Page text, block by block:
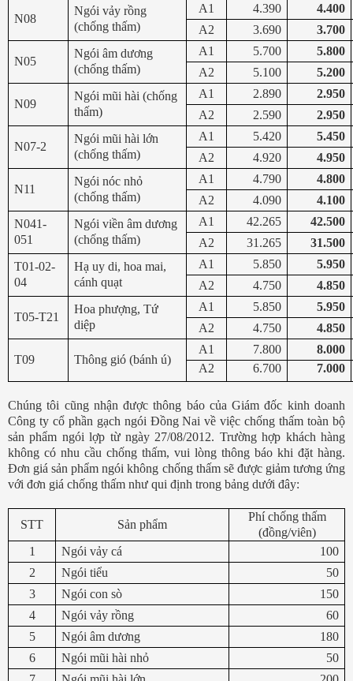
N08
Ngói vảy rồng
(chống thấm)
A1 4.390
4.400
A2
3.690 3.700
N05
Ngói âm dương
(chống thấm)
A1 5.700
5.800
A2
5.100 5.200
N09
Ngói mũi hài (chống
thấm)
A1 2.890
2.950
A2
2.590 2.950
N07-2
Ngói mũi hài lớn
(chống thấm)
A1 5.420
5.450
A2
4.920 4.950
N11
Ngói nóc nhỏ
(chống thấm)
A1 4.790
4.800
A2
4.090
4.100
N041-
051
Ngói viền âm dương
(chống thấm)
A1 42.265
42.500
A2
31.265
31.500
T01-02-
04
Hạ uy di, hoa mai,
cánh quạt
A1 5.850
5.950
A2
4.750 4.850
T05-T21
Hoa phượng, Tứ
diệp
A1 5.850
5.950
A2
4.750 4.850
T09 Thông gió (bánh ú)
A1 7.800
8.000
A2
6.700 7.000
Chúng tôi cũng nhận được thông báo của Giám đốc kinh doanh
Công ty cổ phần gạch ngói Đồng Nai về việc chống thấm toàn bộ
sản phẩm ngói lợp từ ngày 27/08/2012. Trường hợp khách hàng
không có nhu cầu chống thấm, vui lòng thông báo khi đặt hàng.
Đơn giá sản phẩm ngói không chống thấm sẽ được giảm tương ứng
với đơn giá chống thấm như qui định trong bảng dưới đây:
STT Sản phẩm
Phí chống thấm
(đồng/viên)
1
Ngói vảy cá
100
2
Ngói tiểu
50
3
Ngói con sò
150
4
Ngói vảy rồng
60
5
Ngói âm dương
180
6
Ngói mũi hài nhỏ
50